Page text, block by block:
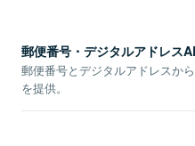
郵便番号・デジタルアドレス
郵便番号とデジタルアドレスか
を提供。